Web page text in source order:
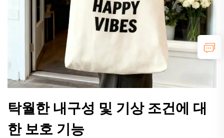
탁월한 내구성 및 기상 조건에 대
한 보호 기능